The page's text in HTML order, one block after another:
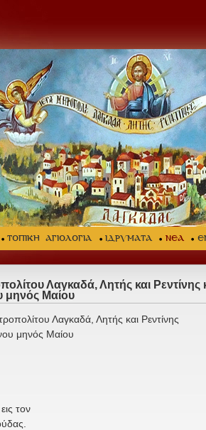
ΤΟΠΙΚΗ ΑΓΙΟΛΟΓΙΑ ΙΔΡΥΜΑΤΑ ΝΕΑ
Λαγκαδά, Λητής και Ρεντίνης
μηνός Μαίου
Λαγκαδά, Λητής και Ρεντίνης
μηνός Μαίου
τον